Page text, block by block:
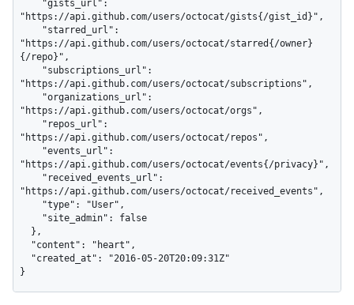
"https://api.github.com/users/octocat/gists{/gist_id}",
"https://api.github.com/users/octocat/starred{/owner}
{/repo}",
"https://api.github.com/users/octocat/subscriptions",
"https://api.github.com/users/octocat/orgs",
"https://api.github.com/users/octocat/repos",
"https://api.github.com/users/octocat/events{/privacy}",
"https://api.github.com/users/octocat/received_events",
}